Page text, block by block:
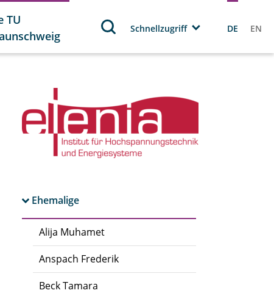
TU
Schnellzugriff DE EN
Ehemalige
Alija Muhamet
Anspach Frederik
Beck Tamara